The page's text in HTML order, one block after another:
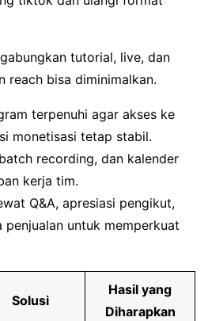
tutorial, live, dan
reach bisa diminimalkan.
terpenuhi agar akses ke
monetisasi tetap stabil.
recording, dan kalender
kerja tim.
Q&A, apresiasi pengikut,
untuk memperkuat
Solusi
Hasil yang
Diharapkan